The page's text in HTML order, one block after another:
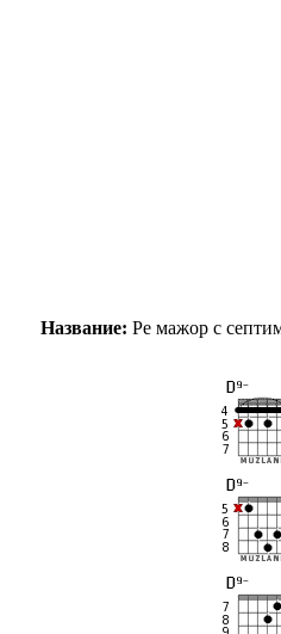
Название: Ре мажор с